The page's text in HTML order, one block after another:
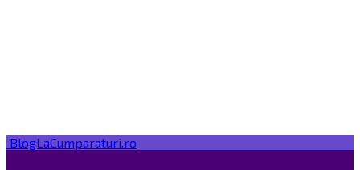
BlogLaCumparaturi.ro